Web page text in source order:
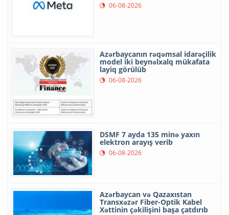
06-08-2026
Azərbaycanın rəqəmsal idarəçilik
model iki beynəlxalq mükafata
layiq görülüb
06-08-2026
DSMF 7 ayda 135 minə yaxın
elektron arayış verib
06-08-2026
Azərbaycan və Qazaxıstan
Transxəzər Fiber-Optik Kabel
Xəttinin çəkilişini başa çatdırıb